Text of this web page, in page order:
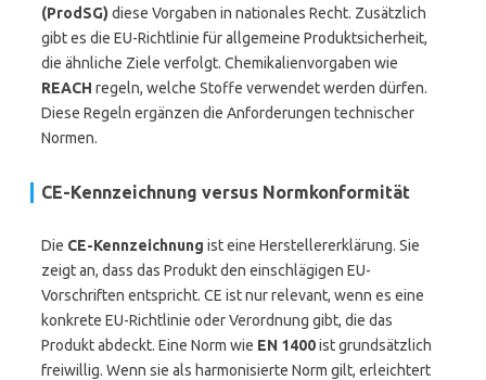
(ProdSG) diese Vorgaben in nationales Recht. Zusätzlich
gibt es die EU-Richtlinie für allgemeine Produktsicherheit,
die ähnliche Ziele verfolgt. Chemikalienvorgaben wie
REACH regeln, welche Stoffe verwendet werden dürfen.
Diese Regeln ergänzen die Anforderungen technischer
Normen.
CE-Kennzeichnung versus Normkonformität
Die CE-Kennzeichnung ist eine Herstellererklärung. Sie
zeigt an, dass das Produkt den einschlägigen EU-
Vorschriften entspricht. CE ist nur relevant, wenn es eine
konkrete EU-Richtlinie oder Verordnung gibt, die das
Produkt abdeckt. Eine Norm wie EN 1400ist grundsätzlich
freiwillig. Wenn sie als harmonisierte Norm gilt, erleichtert